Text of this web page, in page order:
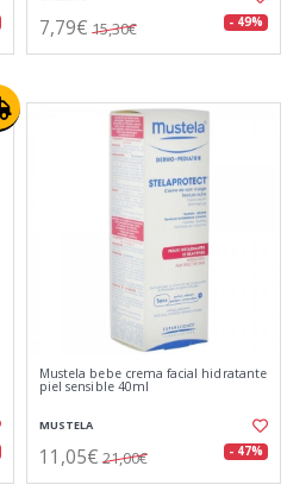
7,79€ 15,30€ - 49%
Mustela bebe crema facial hidratante
piel sensible 40ml
MUSTELA
11,05€ 21,00€ - 47%